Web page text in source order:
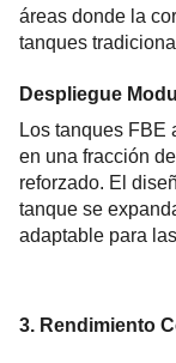
áreas donde la
tanques
Despliegue
Los tanques FBE
en una fracción
reforzado. El
tanque se
adaptable para
3. Rendimiento